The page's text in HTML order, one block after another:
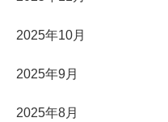
2025年10月
2025年9月
2025年8月